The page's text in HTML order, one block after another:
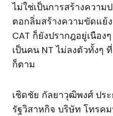
ไม่ใช่เป็นการสร้างความ
ตอกลิ่มสร้างความขัดแย้
CAT ก็ยังปรากฎอยู่เนือ
เป็นคน NT ไม่ลงตัวทั้งๆ
ก็ตาม
เชิดชัย กัลยาวุฒิพงศ์ ปร
รัฐวิสาหกิจ บริษัท โทรค